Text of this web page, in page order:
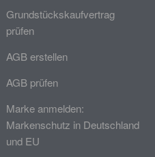
Grundstückskaufvertrag
prüfen
AGB erstellen
AGB prüfen
Marke anmelden:
Markenschutz in Deutschland
und EU